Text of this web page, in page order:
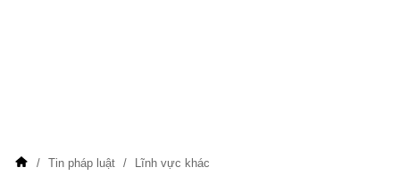
Tin pháp luật Lĩnh vực khác